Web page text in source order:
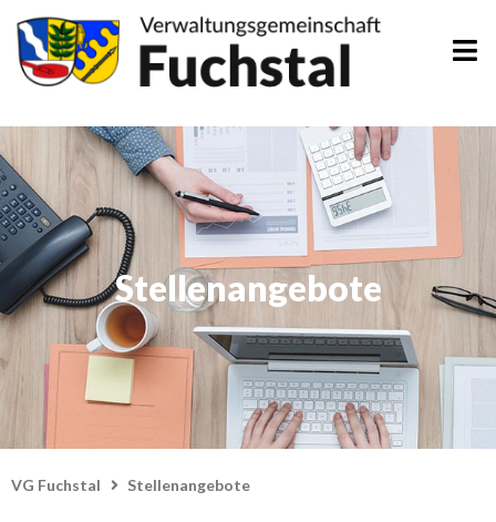
Zum
Inhalt
springen
Stellenangebote
VG Fuchstal Stellenangebote